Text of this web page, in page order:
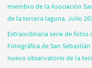
miembro de la Asociación
de la tercera laguna. Julio
Extraordinaria serie de
Fotográfica de San
nuevo observatorio de la